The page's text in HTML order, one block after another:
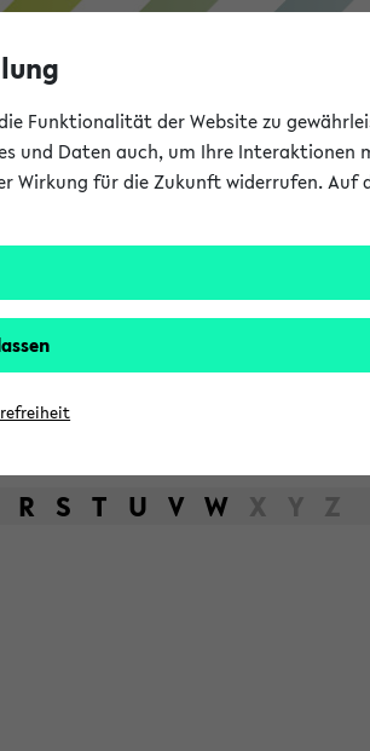
R S T U V W X Y Z
Funktionalität der Website zu
und Daten auch, um Ihre Interaktionen
Wirkung für die Zukunft widerrufen. Auf